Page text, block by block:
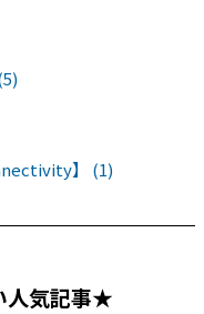
】 (1)
人気記事★